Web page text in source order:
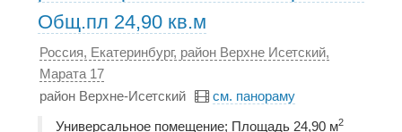
Общ.пл 24,90 кв.м
Россия, Екатеринбург, район Верхне Исетский,
Марата 17
район Верхне-Исетский
см. панораму
Универсальное помещение; Площадь 24,90 м2